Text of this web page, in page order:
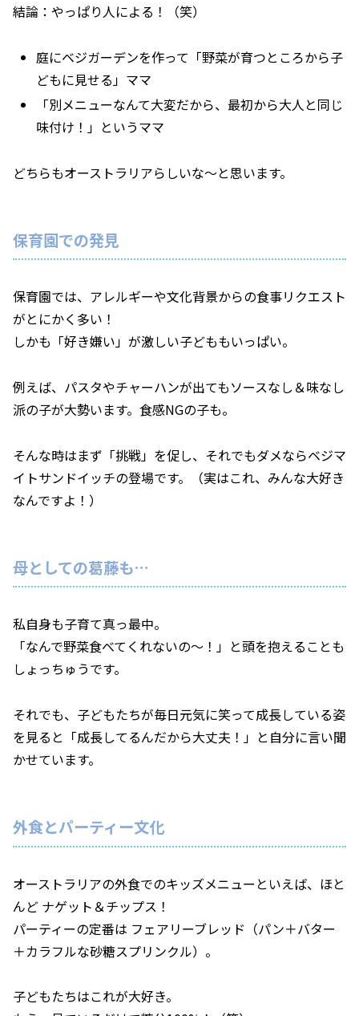
結論：やっぱり人による！（笑）
庭にベジガーデンを作って「野菜が育つところから子
どもに見せる」ママ
「別メニューなんて大変だから、最初から大人と同じ
味付け！」というママ
どちらもオーストラリアらしいな〜と思います。
保育園での発見
保育園では、アレルギーや文化背景からの食事リクエスト
がとにかく多い！
しかも「好き嫌い」が激しい子どももいっぱい。
例えば、パスタやチャーハンが出てもソースなし＆味なし
派の子が大勢います。食感NGの子も。
そんな時はまず「挑戦」を促し、それでもダメならベジマ
イトサンドイッチの登場です。（実はこれ、みんな大好き
なんですよ！）
母としての葛藤も…
私自身も子育て真っ最中。
「なんで野菜食べてくれないの〜！」と頭を抱えることも
しょっちゅうです。
それでも、子どもたちが毎日元気に笑って成長している姿
を見ると「成長してるんだから大丈夫！」と自分に言い聞
かせています。
外食とパーティー文化
オーストラリアの外食でのキッズメニューといえば、ほと
んど ナゲット＆チップス！
パーティーの定番は フェアリーブレッド（パン＋バター
＋カラフルな砂糖スプリンクル）。
子どもたちはこれが大好き。